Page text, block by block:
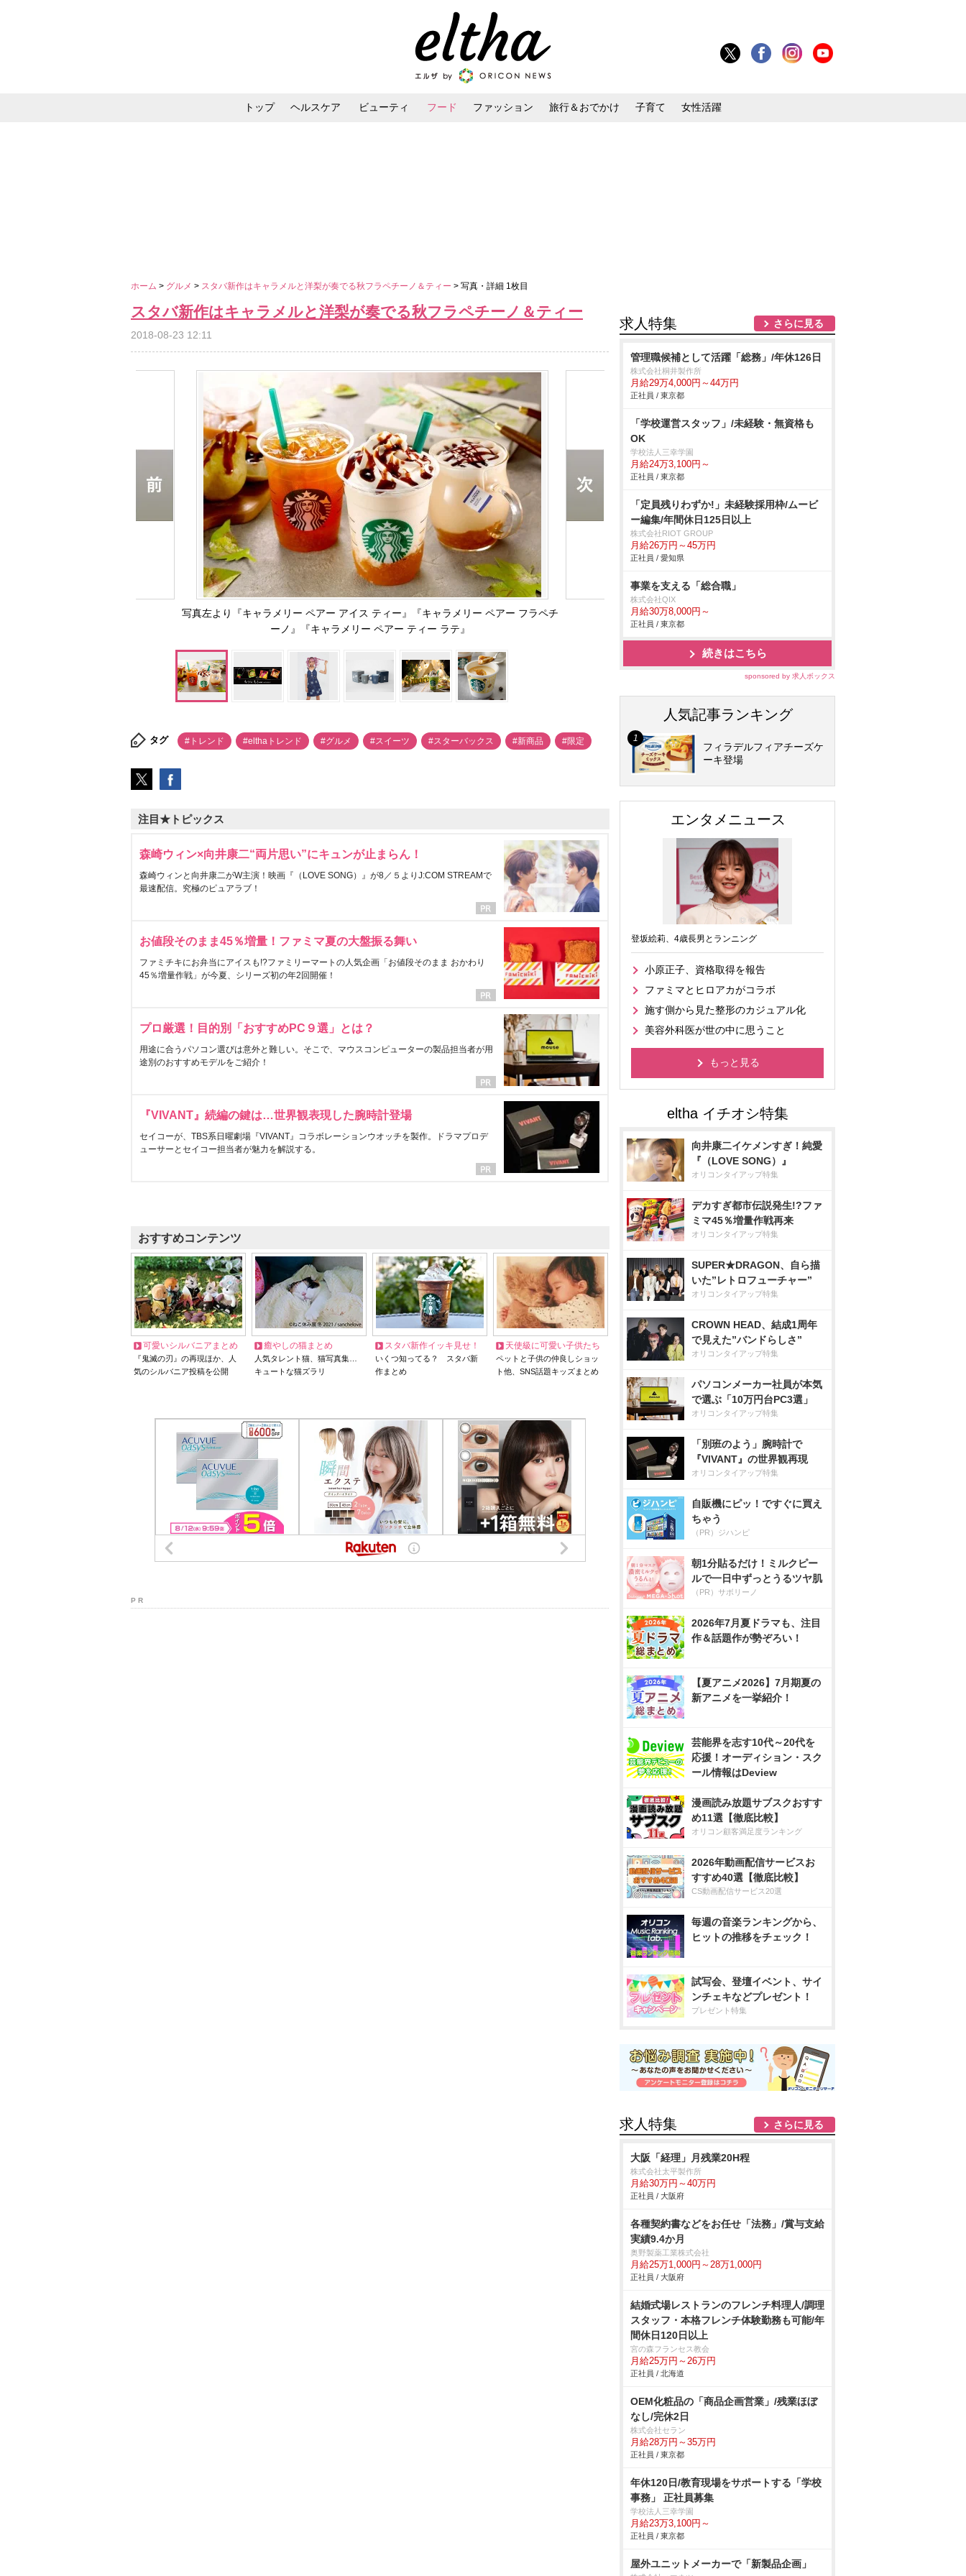
トップ ヘルスケア ビューティ フード ファッション 旅行＆おでかけ 子育て 女性活躍
ホーム > グルメ > スタバ新作はキャラメルと洋梨が奏でる秋フラペチーノ＆ティー > 写真・詳細 1枚目
スタバ新作はキャラメルと洋梨が奏でる秋フラペチーノ＆ティー
2018-08-23 12:11
写真左より『キャラメリー ペアー アイス ティー』『キャラメリー ペアー フラペチ
ーノ』『キャラメリー ペアー ティー ラテ』
タグ #トレンド #elthaトレンド #グルメ #スイーツ #スターバックス #新商品 #限定
注目★トピックス
森崎ウィン×向井康二“両片思い”にキュンが止まらん！
森崎ウィンと向井康二がW主演！映画『（LOVE SONG）』が8／５よりJ:COM STREAMで
最速配信。究極のピュアラブ！
お値段そのまま45％増量！ファミマ夏の大盤振る舞い
ファミチキにお弁当にアイスも!?ファミリーマートの人気企画「お値段そのまま おかわり
45％増量作戦」が今夏、シリーズ初の年2回開催！
プロ厳選！目的別「おすすめPC９選」とは？
用途に合うパソコン選びは意外と難しい。そこで、マウスコンピューターの製品担当者が用
途別のおすすめモデルをご紹介！
『VIVANT』続編の鍵は…世界観表現した腕時計登場
セイコーが、TBS系日曜劇場『VIVANT』コラボレーションウオッチを製作。ドラマプロデ
ューサーとセイコー担当者が魅力を解説する。
おすすめコンテンツ
可愛いシルバニアまとめ
『鬼滅の刃』の再現ほか、人
気のシルバニア投稿を公開
癒やしの猫まとめ
人気タレント猫、猫写真集…
キュートな猫ズラリ
スタバ新作イッキ見せ！
いくつ知ってる？ スタバ新
作まとめ
天使級に可愛い子供たち
ペットと子供の仲良しショッ
ト他、SNS話題キッズまとめ
P R
求人特集 さらに見る
管理職候補として活躍「総務」/年休126日
株式会社桐井製作所
月給29万4,000円～44万円
正社員 / 東京都
「学校運営スタッフ」/未経験・無資格も
OK
学校法人三幸学園
月給24万3,100円～
正社員 / 東京都
「定員残りわずか!」未経験採用枠/ムービ
ー編集/年間休日125日以上
株式会社RIOT GROUP
月給26万円～45万円
正社員 / 愛知県
事業を支える「総合職」
株式会社QIX
月給30万8,000円～
正社員 / 東京都
続きはこちら
sponsored by 求人ボックス
人気記事ランキング
フィラデルフィアチーズケ
ーキ登場
エンタメニュース
登坂絵莉、4歳長男とランニング
小原正子、資格取得を報告
ファミマとヒロアカがコラボ
施す側から見た整形のカジュアル化
美容外科医が世の中に思うこと
もっと見る
向井康二イケメンすぎ！純愛
『（LOVE SONG）』
オリコンタイアップ特集
デカすぎ都市伝説発生!?ファ
ミマ45％増量作戦再来
オリコンタイアップ特集
SUPER★DRAGON、自ら描
いた”レトロフューチャー”
オリコンタイアップ特集
CROWN HEAD、結成1周年
で見えた”バンドらしさ”
オリコンタイアップ特集
パソコンメーカー社員が本気
で選ぶ「10万円台PC3選」
オリコンタイアップ特集
「別班のよう」腕時計で
『VIVANT』の世界観再現
オリコンタイアップ特集
自販機にピッ！ですぐに買え
ちゃう
（PR）ジハンピ
朝1分貼るだけ！ミルクピー
ルで一日中ずっとうるツヤ肌
（PR）サボリーノ
2026年7月夏ドラマも、注目
作＆話題作が勢ぞろい！
【夏アニメ2026】7月期夏の
新アニメを一挙紹介！
芸能界を志す10代～20代を
応援！オーディション・スク
ール情報はDeview
漫画読み放題サブスクおすす
め11選【徹底比較】
オリコン顧客満足度ランキング
2026年動画配信サービスお
すすめ40選【徹底比較】
CS動画配信サービス20選
毎週の音楽ランキングから、
ヒットの推移をチェック！
試写会、登壇イベント、サイ
ンチェキなどプレゼント！
プレゼント特集
求人特集 さらに見る
大阪「経理」月残業20H程
株式会社太平製作所
月給30万円～40万円
正社員 / 大阪府
各種契約書などをお任せ「法務」/賞与支給
実績9.4か月
奥野製薬工業株式会社
月給25万1,000円～28万1,000円
正社員 / 大阪府
結婚式場レストランのフレンチ料理人/調理
スタッフ・本格フレンチ体験勤務も可能/年
間休日120日以上
宮の森フランセス教会
月給25万円～26万円
正社員 / 北海道
OEM化粧品の「商品企画営業」/残業ほぼ
なし/完休2日
株式会社セラン
月給28万円～35万円
正社員 / 東京都
年休120日/教育現場をサポートする「学校
事務」 正社員募集
学校法人三幸学園
月給23万3,100円～
正社員 / 東京都
屋外ユニットメーカーで「新製品企画」